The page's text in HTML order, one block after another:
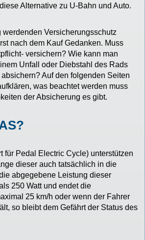
Alternative zu U-Bahn und Auto.
Versicherungsschutz
nach dem Kauf Gedanken. Muss
versichern? Wie kann man
Unfall oder Diebstahl des Rads
Auf den folgenden Seiten
was beachtet werden muss
der Absicherung es gibt.
für Pedal Electric Cycle) unterstützen
dieser auch tatsächlich in die
abgegebene Leistung dieser
250 Watt und endet die
25 km/h oder wenn der Fahrer
so bleibt dem Gefährt der Status des